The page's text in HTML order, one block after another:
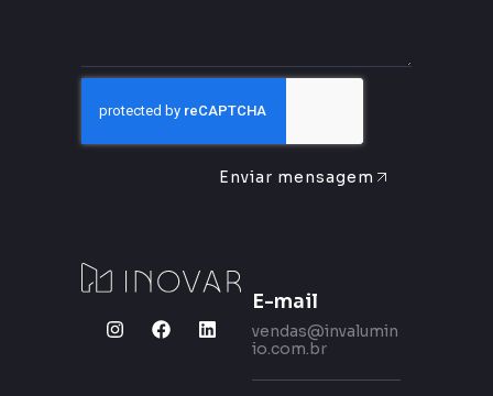
Enviar mensagem
E-mail
vendas@invalumin
io.com.br